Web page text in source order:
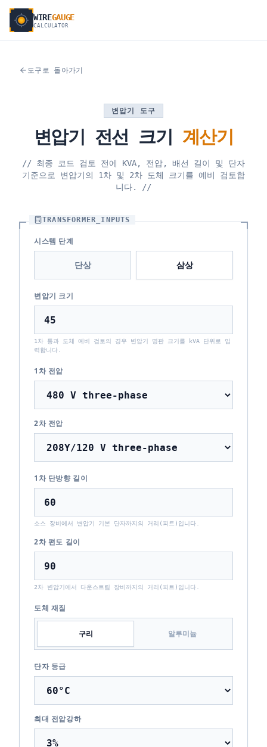
WIREGAUGE
CALCULATOR
도구로 돌아가기
변압기 도구
변압기 전선 크기 계산기
// 최종 코드 검토 전에 KVA, 전압, 배선 길이 및 단자
기준으로 변압기의 1차 및 2차 도체 크기를 예비 검토합
니다.
//
TRANSFORMER_INPUTS
시스템 단계
단상 삼상
변압기 크기
1차 통과 도체 예비 검토의 경우 변압기 명판 크기를 kVA 단위로 입
력합니다.
1차 전압
2차 전압
1차 단방향 길이
소스 장비에서 변압기 기본 단자까지의 거리(피트)입니다.
2차 편도 길이
2차 변압기에서 다운스트림 장비까지의 거리(피트)입니다.
도체 재질
구리 알루미늄
단자 등급
최대 전압강하